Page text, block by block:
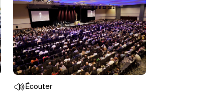
Écouter